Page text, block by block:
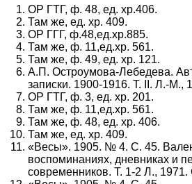
ОР ГТГ, ф. 48, ед. хр.406.
Там же, ед. хр. 409.
ОР ГГГ, ф.48,ед.хр.885.
Там же, ф. 11,ед.хр. 561.
Там же, ф. 49, ед. хр. 121.
А.П. Остроумова-Лебедева.
записки. 1900-1916. Т. II. Л.-М.,
ОР ГТГ, ф. 3, ед. хр. 201.
Там же, ф. 11,ед.хр. 561.
Там же, ф. 48, ед. хр. 406.
Там же, ед. хр. 409.
«Весы». 1905. № 4. С. 45.
воспоминаниях, дневниках и
современников. Т. 1-2 Л., 1971.